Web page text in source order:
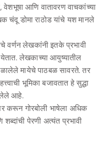
आणि वातावरण वाचकांच्या
चंदू डोमा राठोड यांचे यश मानले
वर्णन लेखकांनी इतके प्रभावी
लेखकाच्या आयुष्यातील
मायेचे पाठबळ सावरते. तर
भूमिका बजावतात हे सुद्धा
आहे.
करून गोरबोली भाषेला अधिक
पेरणी अत्यंत प्रभावी